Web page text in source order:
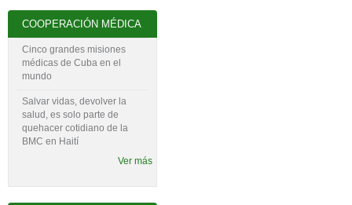
COOPERACIÓN MÉDICA
Cinco grandes misiones
médicas de Cuba en el
mundo
Salvar vidas, devolver la
salud, es solo parte de
quehacer cotidiano de la
BMC en Haití
Ver más